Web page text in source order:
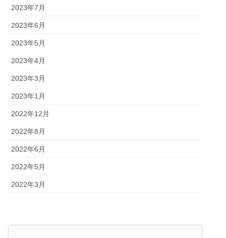
2023年7月
2023年6月
2023年5月
2023年4月
2023年3月
2023年1月
2022年12月
2022年8月
2022年6月
2022年5月
2022年3月